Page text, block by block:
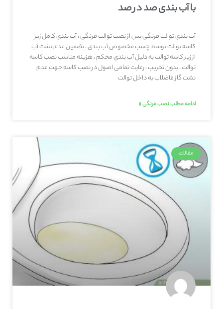
با آب بندی صد در صد
آب بندی توالت فرنگی پس از نصب توالت فرنگی ، آب بندی کامل زیر
کاسه توالت توسط چسب مخصوص آب بندی ، تضمین عدم نشت آب
از زیر کاسه توالت به دلیل آب بندی محکم ، هزینه مناسب نصب کاسه
توالت ، بدون تخریب ، رعایت تمامی اصول در نصب کاسه جهت عدم
نشت گاز فاضلاب به داخل توالت
ادامه مطلب نصب فرنگی »
مقالات